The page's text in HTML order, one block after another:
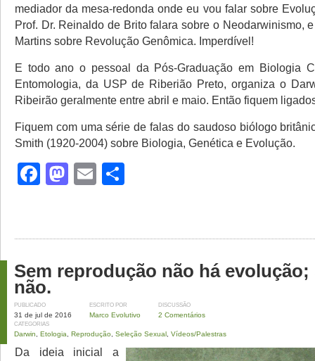
mediador da mesa-redonda onde eu vou falar sobre
Prof. Dr. Reinaldo de Brito falara sobre o Neodarwinismo,
Martins sobre Revolução Genômica. Imperdível!
E todo ano o pessoal da Pós-Graduação em Biologia
Entomologia, da USP de Riberião Preto, organiza o
Ribeirão geralmente entre abril e maio. Então fiquem
Fiquem com uma série de falas do saudoso biólogo
Smith (1920-2004) sobre Biologia, Genética e Evolução.
Facebook
Mastodon
Email
Sem reprodução não há evolução;
não.
PUBLICADO
31 de jul de 2016
ESCRITO POR
Marco Evolutivo
DISCUSSÃO
2 Comentários
CATEGORIAS
Darwin, Etologia, Reprodução, Seleção Sexual , Vídeos/Palestras
Da ideia inicial a